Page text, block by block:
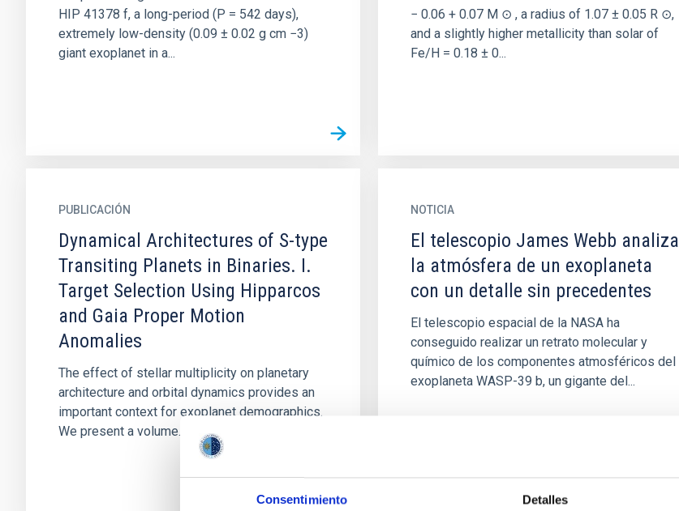
Consentimiento Detalles
HIP 41378 f, a long-period (P = 542 days),
extremely low-density (0.09 ± 0.02 g cm −3)
giant exoplanet in a...
− 0.06 + 0.07 M ⊙ , a radius of 1.07 ± 0.05 R ⊙,
and a slightly higher metallicity than solar of
Fe/H = 0.18 ± 0...
PUBLICACIÓN
Dynamical Architectures of S-type
Transiting Planets in Binaries. I.
Target Selection Using Hipparcos
and Gaia Proper Motion
Anomalies
The effect of stellar multiplicity on planetary
architecture and orbital dynamics provides an
important context for exoplanet demographics.
We present a volume...
NOTICIA
El telescopio James Webb analiza
la atmósfera de un exoplaneta
con un detalle sin precedentes
El telescopio espacial de la NASA ha
conseguido realizar un retrato molecular y
químico de los componentes atmosféricos del
exoplaneta WASP-39 b, un gigante del...